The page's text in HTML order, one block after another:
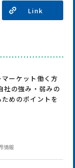
マーケット働く方
社の強み・弱みの
めのポイントを
情報